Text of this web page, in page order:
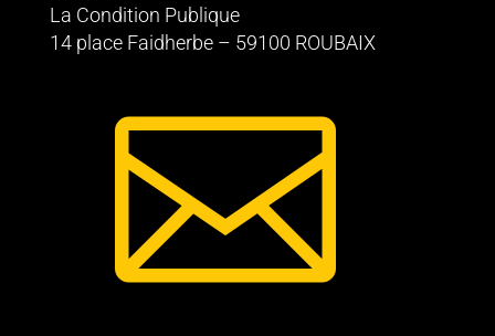
La Condition Publique
14 place Faidherbe – 59100 ROUBAIX
